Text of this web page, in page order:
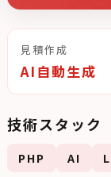
見積作成
AI自動生成
技術スタック
PHP AI